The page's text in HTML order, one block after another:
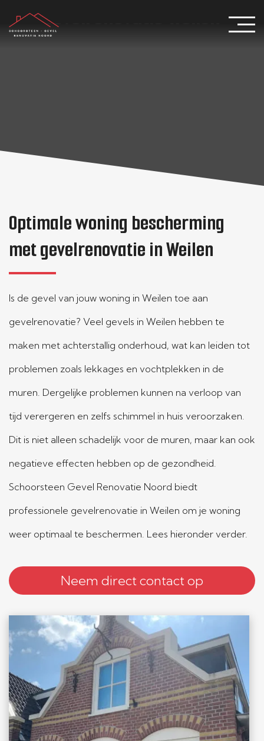
Gevelrenovatie Weilen
Optimale woning bescherming
met gevelrenovatie in Weilen
Is de gevel van jouw woning in Weilen toe aan
gevelrenovatie? Veel gevels in Weilen hebben te
maken met achterstallig onderhoud, wat kan leiden tot
problemen zoals lekkages en vochtplekken in de
muren. Dergelijke problemen kunnen na verloop van
tijd verergeren en zelfs schimmel in huis veroorzaken.
Dit is niet alleen schadelijk voor de muren, maar kan ook
negatieve effecten hebben op de gezondheid.
Schoorsteen Gevel Renovatie Noord biedt
professionele gevelrenovatie in Weilen om je woning
weer optimaal te beschermen. Lees hieronder verder.
Neem direct contact op